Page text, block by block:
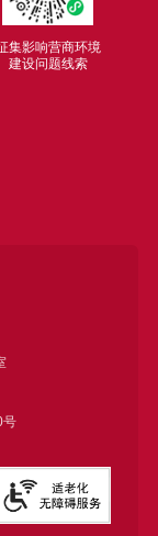
集影响营商环境
建设问题线索
号